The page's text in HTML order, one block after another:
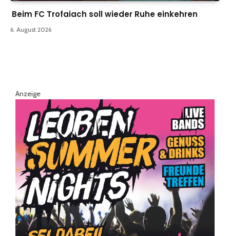
Beim FC Trofaiach soll wieder Ruhe einkehren
6. August 2026
Anzeige